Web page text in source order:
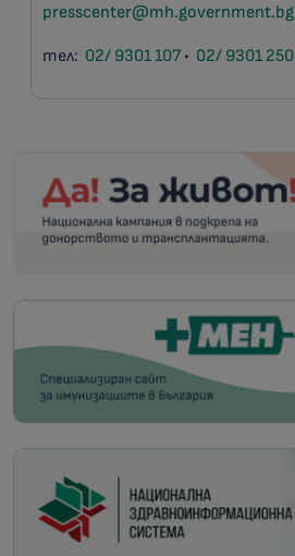
presscenter@mh.government.bg
тел: 02/ 9301 107 • 02/ 9301 250